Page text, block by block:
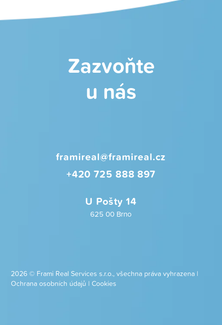
Zazvoňte
u nás
framireal@framireal.cz
+420 725 888 897
U Pošty 14
625 00 Brno
2026 © Frami Real Services s.r.o., všechna práva vyhrazena |
Ochrana osobních údajů |Cookies